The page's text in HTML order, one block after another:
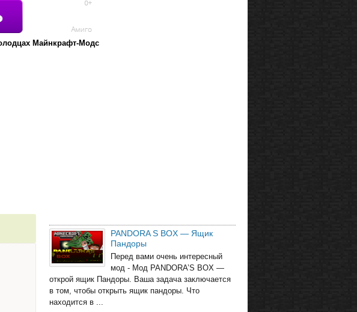
Майнкрафт-Модс
PANDORA S BOX — Ящик
Пандоры
Перед вами очень интересный
мод - Мод PANDORA’S BOX —
открой ящик Пандоры. Ваша задача заключается
в том, чтобы открыть ящик пандоры. Что
находится в ...